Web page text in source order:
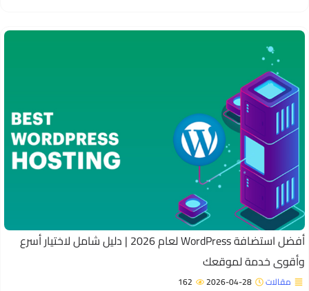
أفضل استضافة WordPress لعام 2026 | دليل شامل لاختيار أسرع
خدمة لموقعك
مقالات 2026-04-28
162